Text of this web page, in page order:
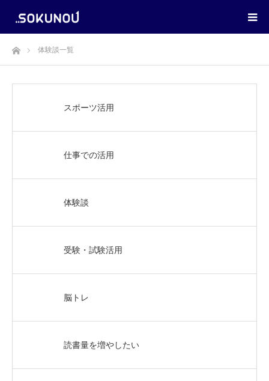
ホーム体験談一覧
スポーツ活用
仕事での活用
体験談
受験・試験活用
脳トレ
読書量を増やしたい